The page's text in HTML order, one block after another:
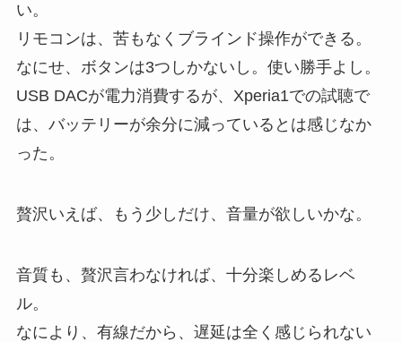
い。
リモコンは、苦もなくブラインド操作ができる。
なにせ、ボタンは3つしかないし。使い勝手よし。
USB DACが電力消費するが、Xperia1での試聴で
は、バッテリーが余分に減っているとは感じなか
った。
贅沢いえば、もう少しだけ、音量が欲しいかな。
音質も、贅沢言わなければ、十分楽しめるレベ
ル。
なにより、有線だから、遅延は全く感じられない